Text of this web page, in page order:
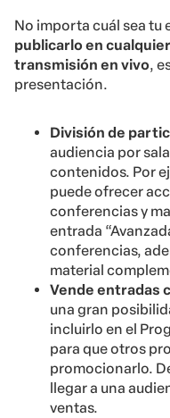
No importa cuál sea tu
publicarlo en
transmisión en vivo,
presentación.
División de
audiencia por
contenidos. Por
puede ofrecer
conferencias y
entrada
conferencias,
material
Vende entradas
una gran
incluirlo en el
para que otros
promocionarlo.
llegar a una
ventas.